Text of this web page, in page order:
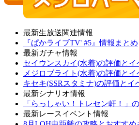
最新生放送関連情報
『ぱかライブTV' #5』情報まとめ
最新ガチャ情報
セイウンスカイ(水着)の評価とイ
メジロブライト(水着)の評価とイ
キセキ(SSRスタミナ)の評価とイ
最新シナリオ情報
「らっしゃい！トレセン軒！」
最新レースイベント情報